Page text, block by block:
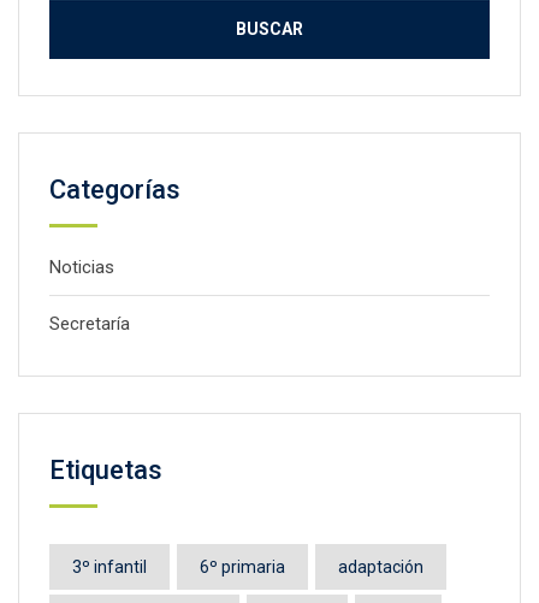
Categorías
Noticias
Secretaría
Etiquetas
3º infantil 6º primaria adaptación